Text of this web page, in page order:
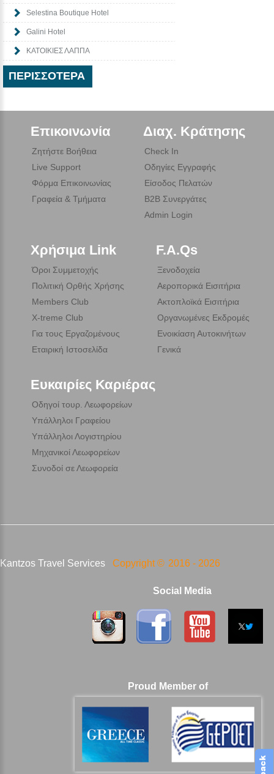
Selestina Boutique Hotel
Galini Hotel
ΚΑΤΟΙΚΙΕΣ ΛΑΠΠΑ
ΠΕΡΙΣΣΌΤΕΡΑ
Επικοινωνία
Ζητήστε Βοήθεια
Live Support
Φόρμα Επικοινωνίας
Γραφεία & Τμήματα
Διαχ. Κράτησης
Check In
Οδηγίες Εγγραφής
Είσοδος Πελατών
B2B Συνεργάτες
Admin Login
Χρήσιμα Link
Όροι Συμμετοχής
Πολιτική Ορθής Χρήσης
Members Club
X-treme Club
Για τους Εργαζομένους
Εταιρική Ιστοσελίδα
F.A.Qs
Ξενοδοχεία
Αεροπορικά Εισιτήρια
Ακτοπλοϊκά Εισιτήρια
Οργανωμένες Εκδρομές
Ενοικίαση Αυτοκινήτων
Γενικά
Ευκαιρίες Καριέρας
Οδηγοί τουρ. Λεωφορείων
Υπάλληλοι Γραφείου
Υπάλληλοι Λογιστηρίου
Μηχανικοί Λεωφορείων
Συνοδοί σε Λεωφορεία
Kantzos Travel Services Copyright © 2016 - 2026
Social Media
Proud Member of